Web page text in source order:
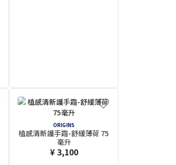
ORIGINS
植感清新護手霜-舒緩薄荷 75
毫升
¥ 3,100